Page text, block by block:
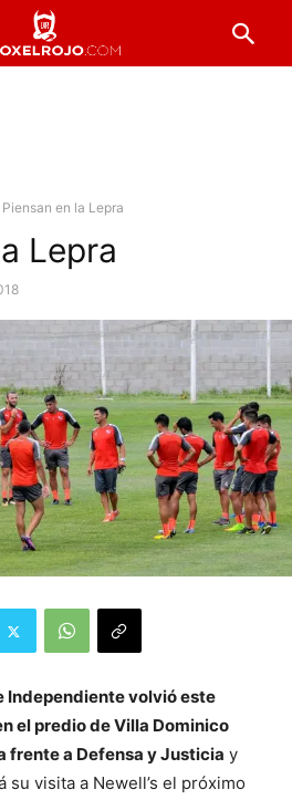
Piensan en la Lepra
Lepra
Independiente volvió este
el predio de Villa Dominico
frente a Defensa y Justicia y
su visita a Newell’s el próximo